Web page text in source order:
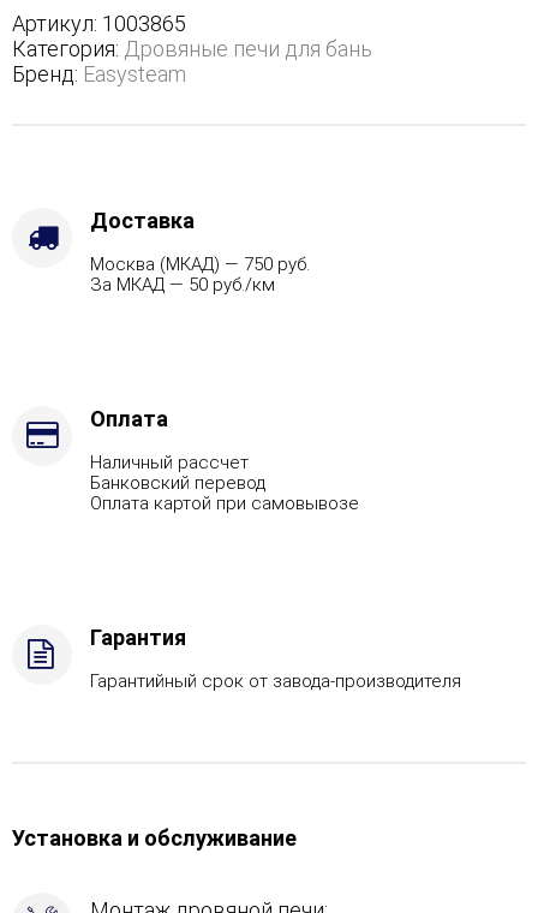
кожухе
с
боковым
подключением
Пироксенит,
Защита
AISI
430,
топлива
ГГУ-60,
Боковое
подключение
Артикул: 1003865
Категория: Дровяные печи для бань
Бренд: Easysteam
Доставка
Москва (МКАД) — 750 руб.
За МКАД — 50 руб./км
Оплата
Наличный рассчет
Банковский перевод
Оплата картой при самовывозе
Гарантия
Гарантийный срок от завода-производителя
Установка и обслуживание